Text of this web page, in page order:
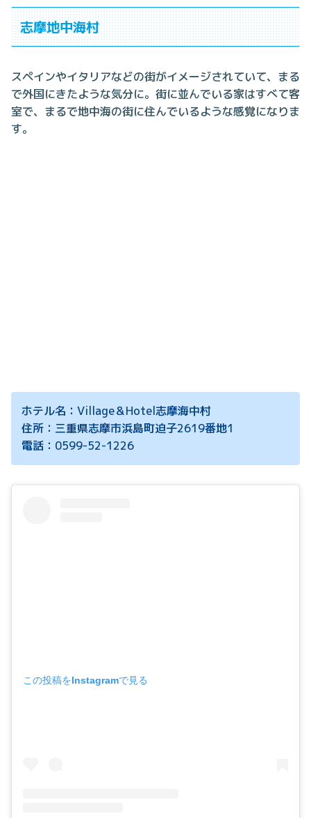
志摩地中海村
スペインやイタリアなどの街がイメージされていて、まる
で外国にきたような気分に。街に並んでいる家はすべて客
室で、まるで地中海の街に住んでいるような感覚になりま
す。
ホテル名：Village＆Hotel志摩海中村
住所：三重県志摩市浜島町迫子2619番地1
電話：0599-52-1226
この投稿をInstagramで見る